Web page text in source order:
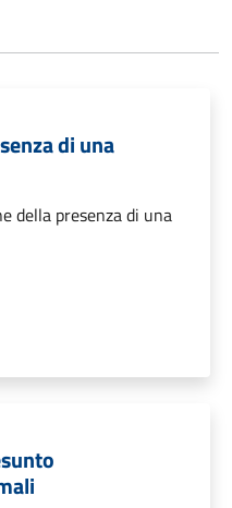
di una
della presenza di una